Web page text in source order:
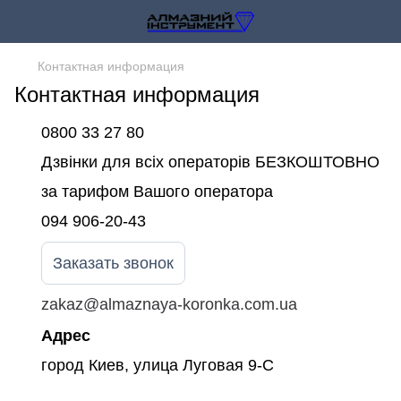
Контактная информация
Контактная информация
0800 33 27 80
Дзвінки для всіх операторів БЕЗКОШТОВНО
за тарифом Вашого оператора
094 906-20-43
Заказать звонок
zakaz@almaznaya-koronka.com.ua
Адрес
город Киев, улица Луговая 9-С